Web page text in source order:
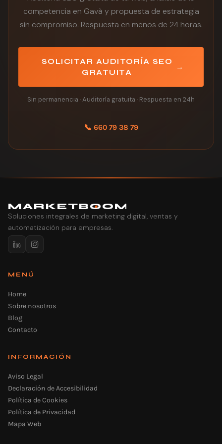
competencia en Gavà y propuesta de estrategia
sin compromiso. Respuesta en menos de 24 horas.
SOLICITAR AUDITORÍA SEO
GRATUITA
→
Sin permanencia ·Auditoría gratuita · Respuesta en 24h
📞 660 79 38 79
MARKETBOOM
Soluciones integrales de marketing digital, ventas y
automatización para empresas.
MENÚ
Home
Sobre nosotros
Blog
Contacto
INFORMACIÓN
Aviso Legal
Declaración de Accesibilidad
Política de Cookies
Política de Privacidad
Mapa Web